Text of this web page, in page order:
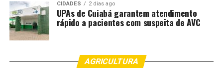
CIDADES 2 dias ago
UPAs de Cuiabá garantem atendimento
rápido a pacientes com suspeita de AVC
AGRICULTURA